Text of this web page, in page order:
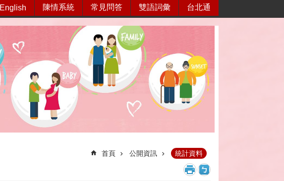
English 陳情系統 常見問答 雙語詞彙 台北通
首頁 公開資訊 統計資料